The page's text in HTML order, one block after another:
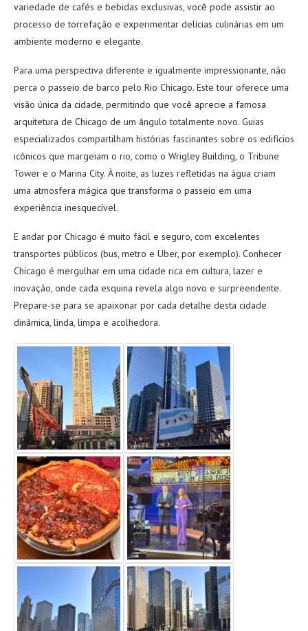
variedade de cafés e bebidas exclusivas, você pode assistir ao
processo de torrefação e experimentar delícias culinárias em um
ambiente moderno e elegante.
Para uma perspectiva diferente e igualmente impressionante, não
perca o passeio de barco pelo Rio Chicago. Este tour oferece uma
visão única da cidade, permitindo que você aprecie a famosa
arquitetura de Chicago de um ângulo totalmente novo. Guias
especializados compartilham histórias fascinantes sobre os edifícios
icônicos que margeiam o rio, como o Wrigley Building, o Tribune
Tower e o Marina City. À noite, as luzes refletidas na água criam
uma atmosfera mágica que transforma o passeio em uma
experiência inesquecível.
E andar por Chicago é muito fácil e seguro, com excelentes
transportes públicos (bus, metro e Uber, por exemplo). Conhecer
Chicago é mergulhar em uma cidade rica em cultura, lazer e
inovação, onde cada esquina revela algo novo e surpreendente.
Prepare-se para se apaixonar por cada detalhe desta cidade
dinâmica, linda, limpa e acolhedora.